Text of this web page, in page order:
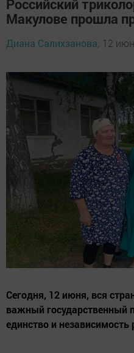
Российский
Макулове прошла
Диана Салихзанова, 12
Сегодня, 12 июня, вся
важный государственный
единство и независимость